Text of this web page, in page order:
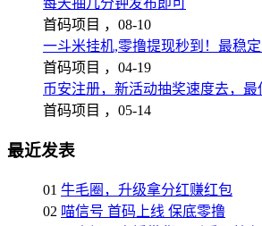
每天抽几分钟发布即可
首码项目 ， 08-10
一斗米挂机,零撸提现秒到！最稳
首码项目 ， 04-19
币安注册，新活动抽奖速度去，最
首码项目 ， 05-14
最近发表
01 牛毛圈，升级拿分红赚红包
02 喵信号 首码上线 保底零撸